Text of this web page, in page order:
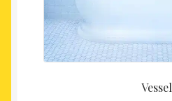
Vessel